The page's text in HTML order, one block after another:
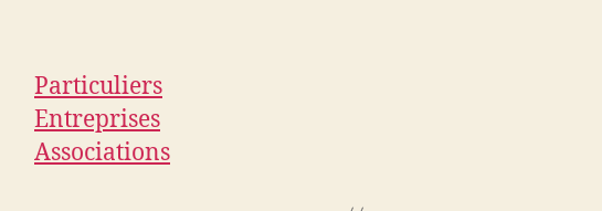
Particuliers
Entreprises
Associations